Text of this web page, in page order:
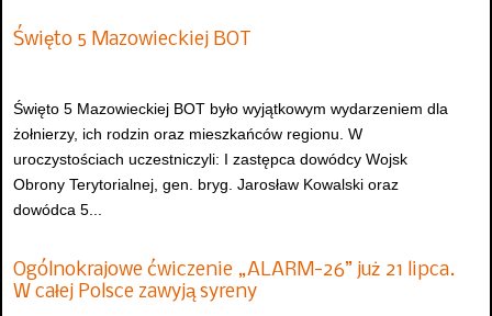
Święto 5 Mazowieckiej BOT
Święto 5 Mazowieckiej BOT było wyjątkowym wydarzeniem dla
żołnierzy, ich rodzin oraz mieszkańców regionu. W
uroczystościach uczestniczyli: I zastępca dowódcy Wojsk
Obrony Terytorialnej, gen. bryg. Jarosław Kowalski oraz
dowódca 5...
Ogólnokrajowe ćwiczenie „ALARM-26” już 21 lipca.
W całej Polsce zawyją syreny